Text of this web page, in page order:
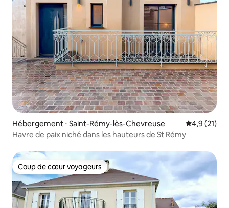
Hébergement ⋅ Saint-Rémy-lès-Chevreuse Évaluation
4,9 (21)
Havre de paix niché dans les hauteurs de St Rémy
Coup de cœur voyageurs
Coup de cœur voyageurs